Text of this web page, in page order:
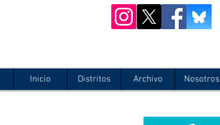
Inicio Distritos Archivo Nosotros